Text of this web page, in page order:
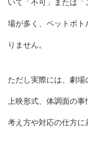
いて「不可」または「
場が多く、ペットボ
りません。
ただし実際には、劇場
上映形式、体調面の
考え方や対応の仕方に